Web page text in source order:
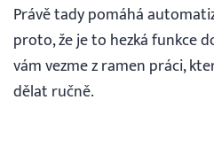
Právě tady pomáhá
proto, že je to hezká funkce
vám vezme z ramen práci,
dělat ručně.